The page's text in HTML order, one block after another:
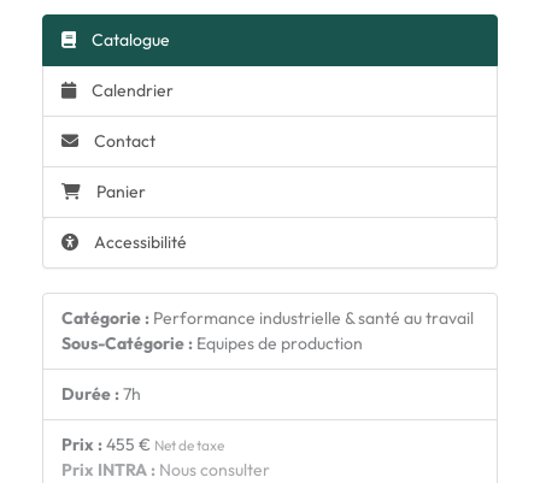
Catalogue
Calendrier
Contact
Panier
Accessibilité
Catégorie : Performance industrielle & santé au travail
Sous-Catégorie : Equipes de production
Durée :7h
Prix :455 € Net de taxe
Prix INTRA : Nous consulter